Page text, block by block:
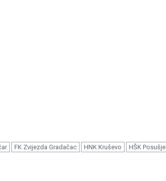
FK Zvijezda Gradačac HNK Kruševo HŠK Posušje